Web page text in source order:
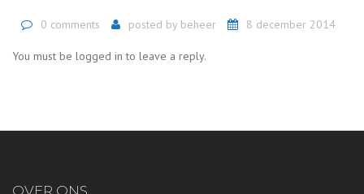
0 comments posted by beheer 8 december 2014
You must be logged in to leave a reply.
OVER ONS